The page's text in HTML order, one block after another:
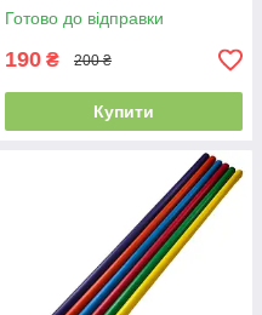
Готово до відправки
190 ₴ 200 ₴
Купити